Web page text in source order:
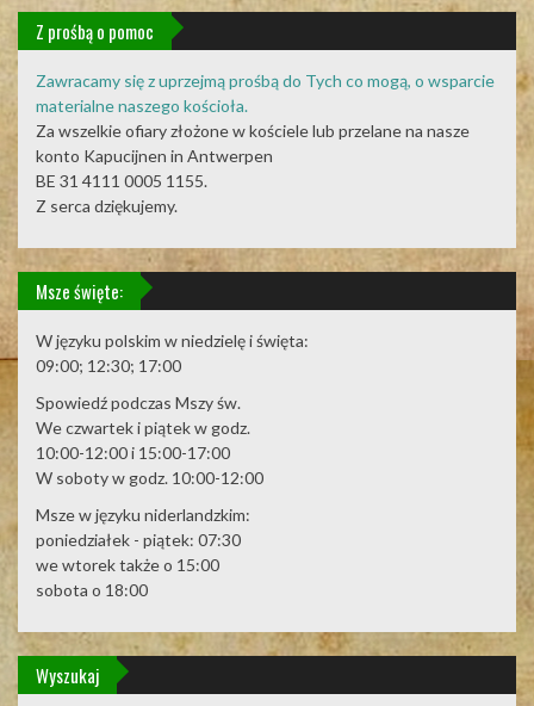
Z prośbą o pomoc
Zawracamy się z uprzejmą prośbą do Tych co mogą, o wsparcie
materialne naszego kościoła.
Za wszelkie ofiary złożone w kościele lub przelane na nasze
konto Kapucijnen in Antwerpen
BE 31 4111 0005 1155.
Z serca dziękujemy.
Msze święte:
W języku polskim w niedzielę i święta:
09:00; 12:30; 17:00
Spowiedź podczas Mszy św.
We czwartek i piątek w godz.
10:00-12:00 i 15:00-17:00
W soboty w godz. 10:00-12:00
Msze w języku niderlandzkim:
poniedziałek - piątek: 07:30
we wtorek także o 15:00
sobota o 18:00
Wyszukaj